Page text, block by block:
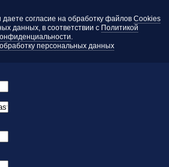
согласие на обработку файлов Cookies
данных, в соответствии с Политикой
.
персональных данных